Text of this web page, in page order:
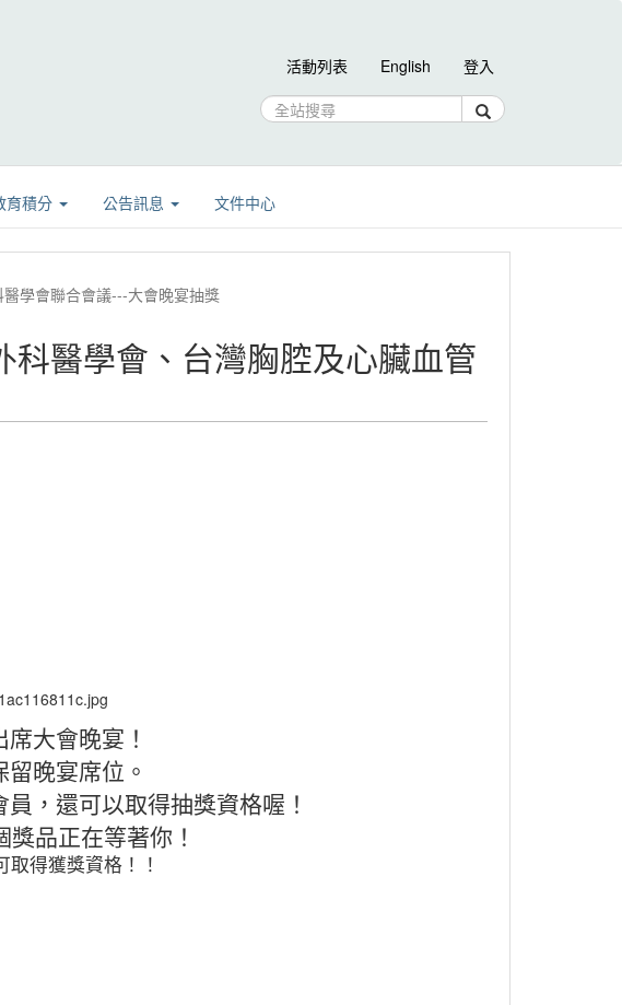
活動列表 English 登入
育積分 公告訊息 文件中心
學會聯合會議---大會晚宴抽獎
醫學會、台灣胸腔及心臟血管
大會晚宴！
晚宴席位。
，還可以取得抽獎資格喔！
品正在等著你！
得獲獎資格！！